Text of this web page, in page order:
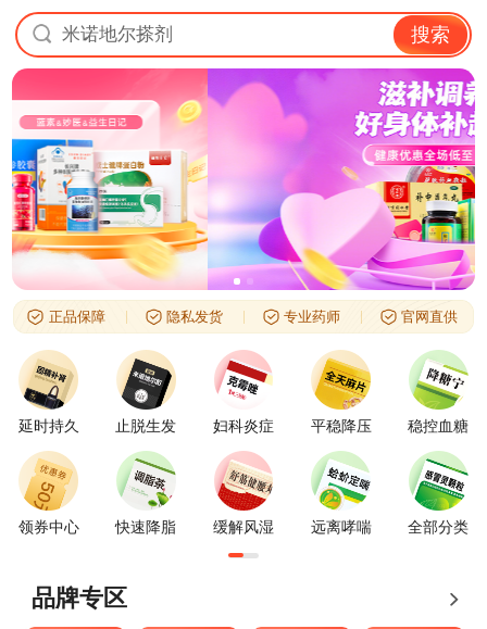
米诺地尔搽剂 搜索
正品保障 隐私发货 专业药师 官网直供
延时持久 止脱生发 妇科炎症 平稳降压 稳控血糖
领券中心 快速降脂 缓解风湿 远离哮喘 全部分类
品牌专区